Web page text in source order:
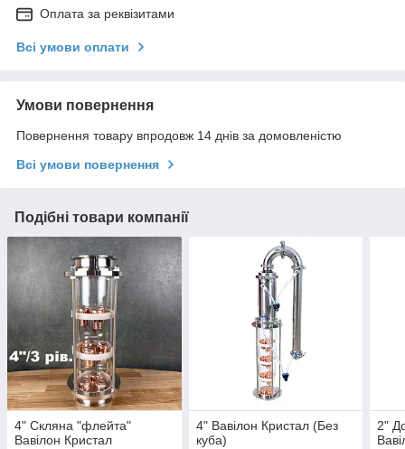
Оплата за реквізитами
Всі умови оплати
Умови повернення
Повернення товару впродовж 14 днів за домовленістю
Всі умови повернення
Подібні товари компанії
4" Скляна "флейта"
Вавілон Кристал
4" Вавілон Кристал (Без
куба)
2"